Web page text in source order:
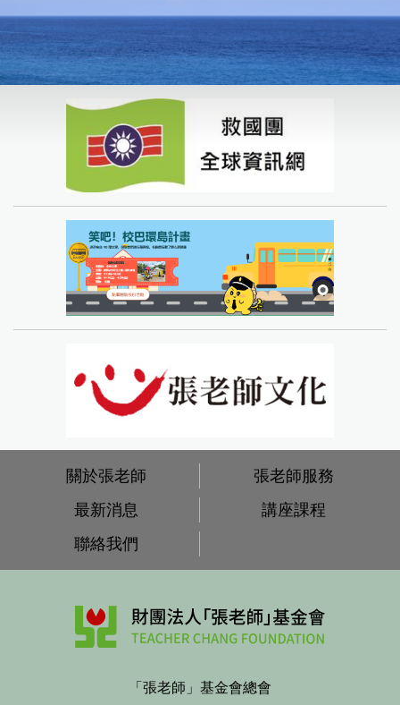
關於張老師
張老師服務
最新消息
講座課程
聯絡我們
「張老師」基金會總會